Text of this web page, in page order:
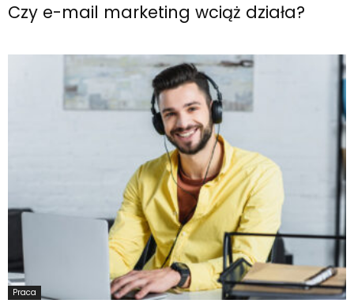
Czy e-mail marketing wciąż działa?
Praca